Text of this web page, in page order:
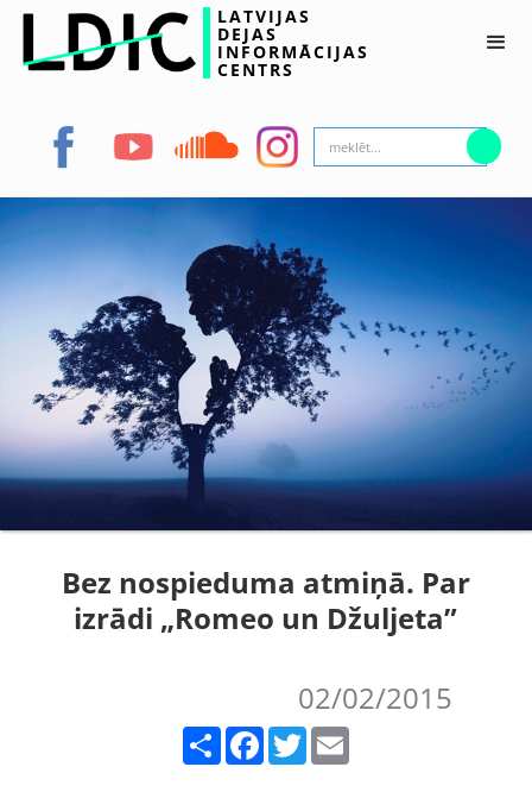
LATVIJAS
DEJAS
INFORMĀCIJAS
CENTRS
Bez nospieduma atmiņā. Par
izrādi „Romeo un Džuljeta”
02/02/2015
Facebook Twitter